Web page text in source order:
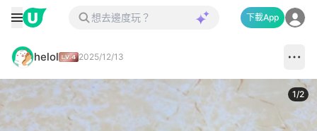
下載App
helol 2025/12/13
1/2